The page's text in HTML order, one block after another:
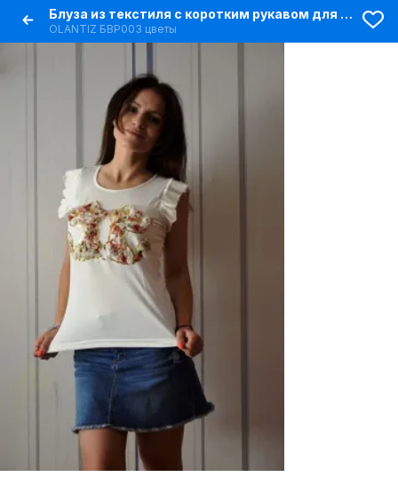
Блуза из текстиля с коротким рукавом для летних образов
OLANTIZ БВР003 цветы